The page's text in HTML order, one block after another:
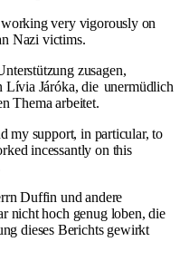
very vigorously on
Nazi victims.
zusagen,
Lívia Járóka, die unermüdlich
Thema arbeitet.
my support, in particular, to
incessantly on this
Duffin und andere
nicht hoch genug loben, die
dieses Berichts gewirkt